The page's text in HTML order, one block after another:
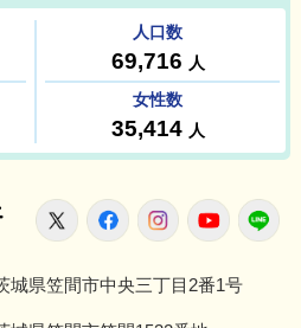
笠間市役所
X FacebookInstagram
城県笠間市中央三丁目2番1号